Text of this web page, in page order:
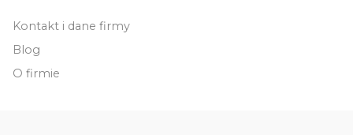
Kontakt i dane firmy
Blog
O firmie